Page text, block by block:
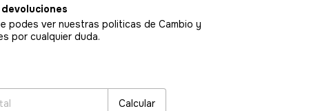
podes ver nuestras politicas de Cambio y
por cualquier duda.
Calcular